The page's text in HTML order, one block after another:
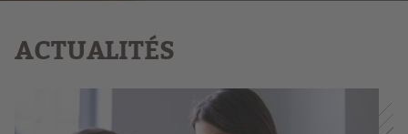
ACTUALITÉS